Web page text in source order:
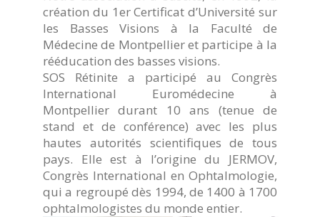
création du 1er Certificat d’Université sur
les Basses Visions à la Faculté de
Médecine de Montpellier et participe à la
rééducation des basses visions.
SOS Rétinite a participé au Congrès
International Euromédecine à
Montpellier durant 10 ans (tenue de
stand et de conférence) avec les plus
hautes autorités scientifiques de tous
pays. Elle est à l’origine du JERMOV,
Congrès International en Ophtalmologie,
qui a regroupé dès 1994, de 1400 à 1700
ophtalmologistes du monde entier.